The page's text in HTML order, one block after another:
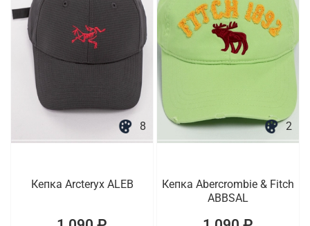
8
Кепка Arcteryx ALEB
2
Кепка Abercrombie & Fitch
ABBSAL